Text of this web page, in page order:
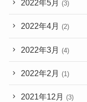
2022年5月 (3)
2022年4月 (2)
2022年3月 (4)
2022年2月 (1)
2021年12月 (3)